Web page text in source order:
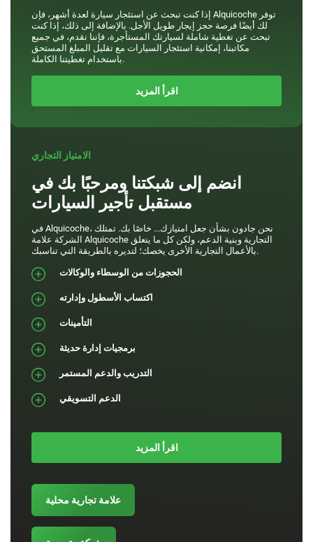
إذا كنت تبحث عن استئجار سيارة لعدة أشهر، فإن Alquicoche توفر
لك أيضًا فرصة حجز إيجار طويل الأجل. بالإضافة إلى ذلك، إذا كنت
تبحث عن تغطية شاملة لسيارتك المستأجرة، فإننا نقدم، في جميع
مكاتبنا، إمكانية استئجار السيارات مع تقليل المبلغ المستحق
باستخدام تغطيتنا الكاملة.
اقرأ المزيد
الامتياز التجاري
انضم إلى شبكتنا ومرحبًا بك في
مستقبل تأجير السيارات
في Alquicoche، نحن جادون بشأن جعل امتيازك... خاصًا بك. تمتلك
الشركة علامة Alquicoche التجارية وبنية الدعم، ولكن كل ما يتعلق
بالأعمال التجارية الأخرى يخصك؛ لتديره بالطريقة التي تناسبك.
الحجوزات من الوسطاء والوكالات
اكتساب الأسطول وإدارته
التأمينات
برمجيات إدارة حديثة
التدريب والدعم المستمر
الدعم التسويقي
اقرأ المزيد
علامة تجارية محلية